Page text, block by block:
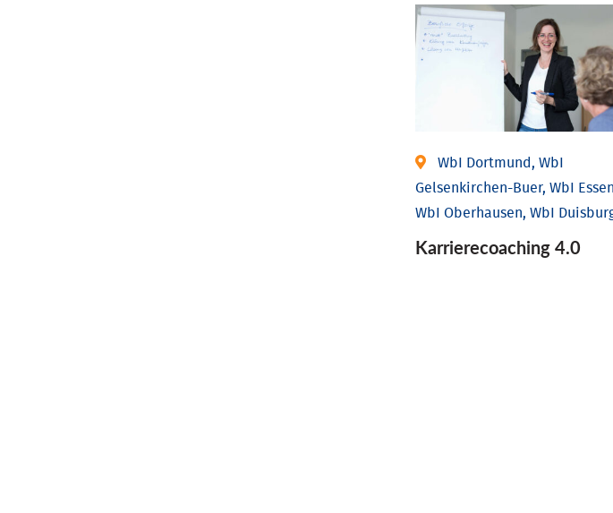
WbI Dortmund, WbI
Gelsenkirchen-Buer, WbI
WbI Oberhausen, WbI
Karriere­coaching 4.0